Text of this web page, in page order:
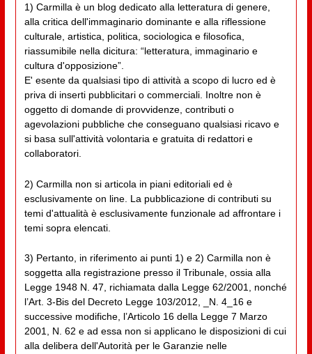
1) Carmilla è un blog dedicato alla letteratura di genere,
alla critica dell'immaginario dominante e alla riflessione
culturale, artistica, politica, sociologica e filosofica,
riassumibile nella dicitura: “letteratura, immaginario e
cultura d'opposizione”.
E' esente da qualsiasi tipo di attività a scopo di lucro ed è
priva di inserti pubblicitari o commerciali. Inoltre non è
oggetto di domande di provvidenze, contributi o
agevolazioni pubbliche che conseguano qualsiasi ricavo e
si basa sull'attività volontaria e gratuita di redattori e
collaboratori.
2) Carmilla non si articola in piani editoriali ed è
esclusivamente on line. La pubblicazione di contributi su
temi d'attualità è esclusivamente funzionale ad affrontare i
temi sopra elencati.
3) Pertanto, in riferimento ai punti 1) e 2) Carmilla non è
soggetta alla registrazione presso il Tribunale, ossia alla
Legge 1948 N. 47, richiamata dalla Legge 62/2001, nonché
l’Art. 3-Bis del Decreto Legge 103/2012, _N. 4_16 e
successive modifiche, l’Articolo 16 della Legge 7 Marzo
2001, N. 62 e ad essa non si applicano le disposizioni di cui
alla delibera dell'Autorità per le Garanzie nelle